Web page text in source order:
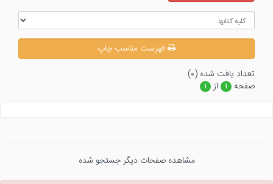
فهرست مناسب چاپ
تعداد يافت شده (۰)
صفحه
۱ از ۱
مشاهده صفحات دیگر جستجو شده